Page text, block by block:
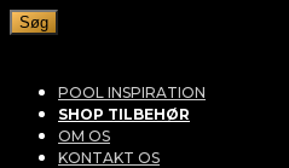
Søg
POOL INSPIRATION
SHOP TILBEHØR
OM OS
KONTAKT OS